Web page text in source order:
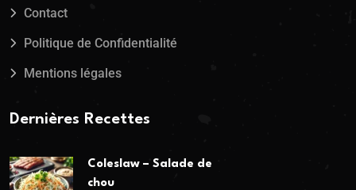
Contact
Politique de Confidentialité
Mentions légales
Dernières Recettes
Coleslaw – Salade de
chou